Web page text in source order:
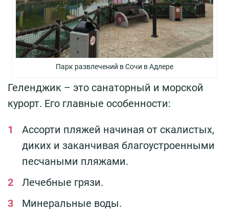
Парк развлечений в Сочи в Адлере
Геленджик – это санаторный и морской
курорт. Его главные особенности:
Ассорти пляжей начиная от скалистых,
диких и заканчивая благоустроенными
песчаными пляжами.
Лечебные грязи.
Минеральные воды.